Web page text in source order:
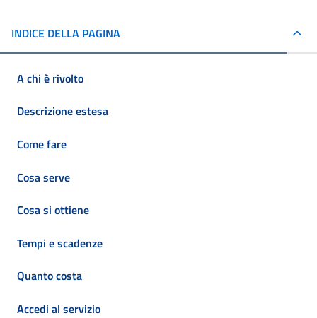
INDICE DELLA PAGINA
A chi è rivolto
Descrizione estesa
Come fare
Cosa serve
Cosa si ottiene
Tempi e scadenze
Quanto costa
Accedi al servizio